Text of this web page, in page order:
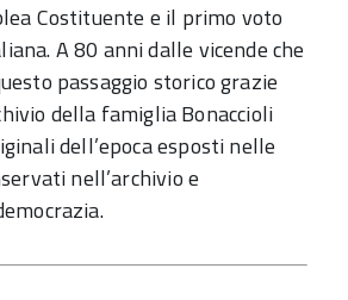
Costituente e il primo voto
A 80 anni dalle vicende che
passaggio storico grazie
della famiglia Bonaccioli
dell’epoca esposti nelle
nell’archivio e